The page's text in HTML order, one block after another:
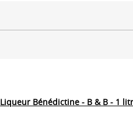
Liqueur Bénédictine - B & B - 1